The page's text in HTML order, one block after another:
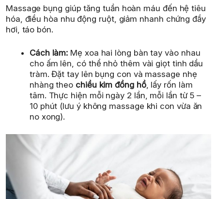
Massage bụng giúp tăng tuần hoàn máu đến hệ tiêu
hóa, điều hòa nhu động ruột, giảm nhanh chứng đầy
hơi, táo bón.
Cách làm: Mẹ xoa hai lòng bàn tay vào nhau
cho ấm lên, có thể nhỏ thêm vài giọt tinh dầu
tràm. Đặt tay lên bụng con và massage nhẹ
nhàng theo chiều kim đồng hồ, lấy rốn làm
tâm. Thực hiện mỗi ngày 2 lần, mỗi lần từ 5 –
10 phút (lưu ý không massage khi con vừa ăn
no xong).